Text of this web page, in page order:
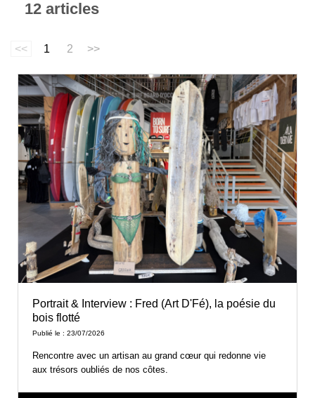
12 articles
<< 1 2 >>
Portrait & Interview : Fred (Art D'Fé), la poésie du
bois flotté
Publié le : 23/07/2026
Rencontre avec un artisan au grand cœur qui redonne vie
aux trésors oubliés de nos côtes.